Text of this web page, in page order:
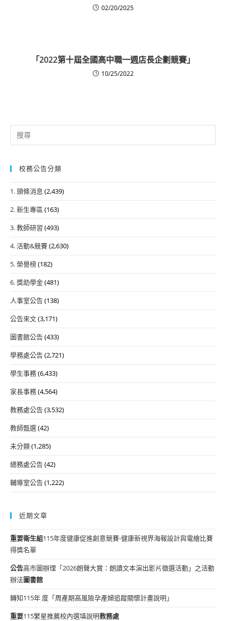
02/20/2025
「2022第十屆全國高中職一週店長企劃競賽」
10/25/2022
Search
for:
校務公告分類
1. 頭條消息 (2,439)
2. 新生專區 (163)
3. 教師研習 (493)
4. 活動&競賽(2,630)
5. 榮譽榜(182)
6. 獎助學金(481)
人事室公告(138)
公告來文(3,171)
圖書館公告(433)
學務處公告(2,721)
學生事務(6,433)
家長事務(4,564)
教務處公告(3,532)
教師甄選(42)
未分類(1,285)
總務處公告(42)
輔導室公告(1,222)
近期文章
重要衛生組115年度健康促進創意競賽-健康新視界海報設計與電繪比賽
得獎名單
公告高市圖辦理「2026朗聲大賞：朗讀文本演出影片徵選活動」之活動
辦法圖書館
轉知115年 度「周產期高風險孕產婦追蹤關懷計畫說明」
重要115繁星推薦校內選填說明教務處